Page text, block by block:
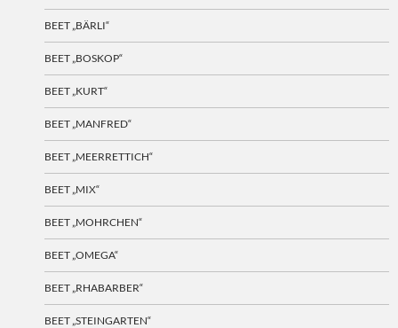
BEET „BÄRLI“
BEET „BOSKOP“
BEET „KURT“
BEET „MANFRED“
BEET „MEERRETTICH“
BEET „MIX“
BEET „MOHRCHEN“
BEET „OMEGA“
BEET „RHABARBER“
BEET „STEINGARTEN“